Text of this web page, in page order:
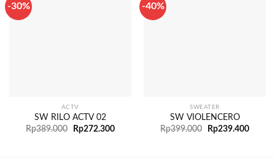
-30%
ACTV
SW RILO ACTV 02
Rp389.000 Rp272.300
-40%
SWEATER
SW VIOLENCERO
Rp399.000 Rp239.400